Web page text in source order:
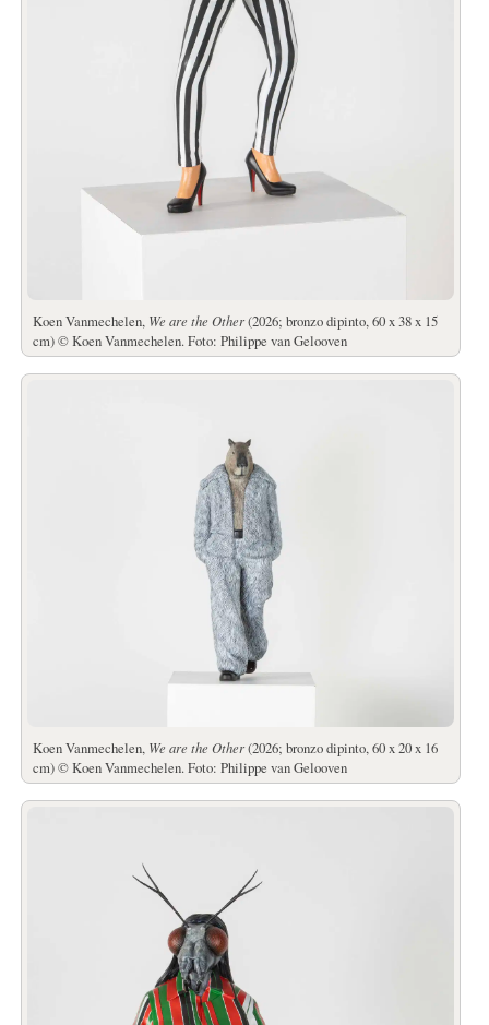
Koen Vanmechelen, We are the Other(2026; bronzo dipinto, 60 x 38 x 15
cm) © Koen Vanmechelen. Foto: Philippe van Gelooven
Koen Vanmechelen, We are the Other(2026; bronzo dipinto, 60 x 20 x 16
cm) © Koen Vanmechelen. Foto: Philippe van Gelooven